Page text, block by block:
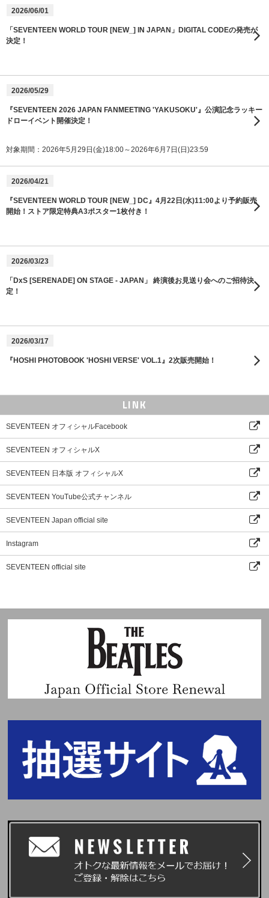
2026/06/01
「SEVENTEEN WORLD TOUR [NEW_] IN JAPAN」DIGITAL CODEの発売が
決定！
2026/05/29
『SEVENTEEN 2026 JAPAN FANMEETING 'YAKUSOKU'』公演記念ラッキー
ドローイベント開催決定！
対象期間：2026年5月29日(金)18:00～2026年6月7日(日)23:59
2026/04/21
『SEVENTEEN WORLD TOUR [NEW_] DC』4月22日(水)11:00より予約販売
開始！ストア限定特典A3ポスター1枚付き！
2026/03/23
「DxS [SERENADE] ON STAGE - JAPAN」 終演後お見送り会へのご招待決
定！
2026/03/17
『HOSHI PHOTOBOOK 'HOSHI VERSE' VOL.1』2次販売開始！
LINK
SEVENTEEN オフィシャルFacebook
SEVENTEEN オフィシャルX
SEVENTEEN 日本版 オフィシャルX
SEVENTEEN YouTube公式チャンネル
SEVENTEEN Japan official site
Instagram
SEVENTEEN official site